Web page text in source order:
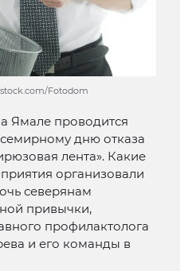
Fotodom
Ямале проводится
дню отказа
лента». Какие
организовали
северянам
привычки,
профилактолога
и его команды в